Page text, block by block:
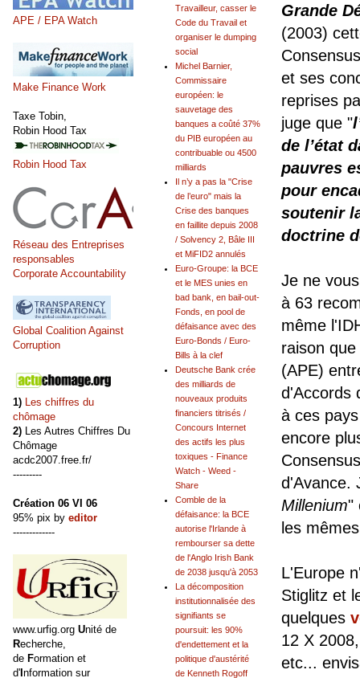
Grande
(2003)
et ses
reprises
juge que "
de l’état
pauvres
pour
soutenir
doctrine
Je ne
à 63
même
raison
(APE)
d'Accords
à ces
encore
d'Avance.
Millenium"
les
L'Europe
Stiglitz et
quelques
12 X
etc...
Travailleur, casser le
Code du Travail et
organiser le dumping
social
Michel Barnier,
Commissaire
européen: le
sauvetage des
banques a coûté 37%
du PIB européen au
contribuable ou 4500
milliards
Il n’y a pas la "Crise
de l’euro" mais la
Crise des banques
en faillite depuis 2008
/ Solvency 2, Bâle III
et MiFID2 annulés
Euro-Groupe: la BCE
et le MES unies en
bad bank, en bail-out-
Fonds, en pool de
défaisance avec des
Euro-Bonds / Euro-
Bills à la clef
Deutsche Bank crée
des milliards de
nouveaux produits
financiers titrisés /
Concours Internet
des actifs les plus
toxiques - Finance
Watch - Weed -
Share
Comble de la
défaisance: la BCE
autorise l'Irlande à
rembourser sa dette
de l'Anglo Irish Bank
de 2038 jusqu'à 2053
La décomposition
institutionnalisée des
signifiants se
poursuit: les 90%
d'endettement et la
politique d'austérité
de Kenneth Rogoff
APE / EPA Watch
Make Finance Work
Taxe Tobin,
Robin Hood Tax
Robin Hood Tax
Réseau des Entreprises
responsables
Corporate Accountability
Global Coalition Against
Corruption
1) Les chiffres du
chômage
2) Les Autres Chiffres Du
Chômage
acdc2007.free.fr/
---------
Création 06 VI 06
95% pix by editor
-------------
www.urfig.org Unité de
Recherche,
de Formation et
d'Information sur